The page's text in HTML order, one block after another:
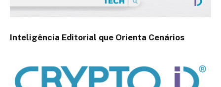
Inteligência Editorial que Orienta Cenários